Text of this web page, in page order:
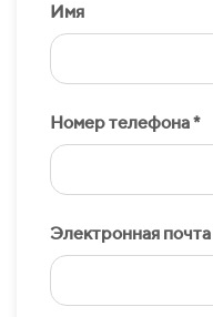
Имя
Номер телефона *
Электронная почта